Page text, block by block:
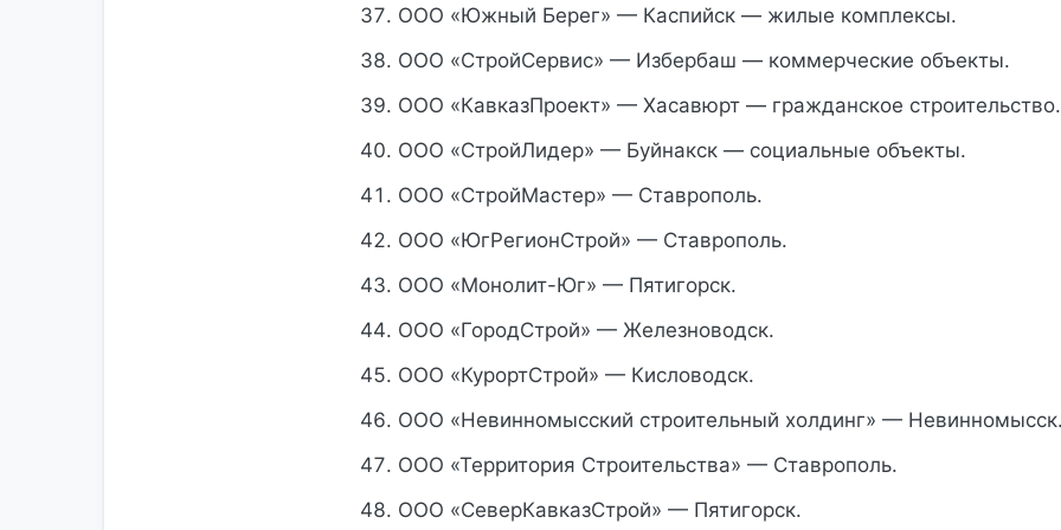
ООО «Южный Берег» — Каспийск — жилые комплексы.
ООО «СтройСервис» — Избербаш — коммерческие объекты.
ООО «КавказПроект» — Хасавюрт — гражданское строительство.
ООО «СтройЛидер» — Буйнакск — социальные объекты.
ООО «СтройМастер» — Ставрополь.
ООО «ЮгРегионСтрой» — Ставрополь.
ООО «Монолит-Юг» — Пятигорск.
ООО «ГородСтрой» — Железноводск.
ООО «КурортСтрой» — Кисловодск.
ООО «Невинномысский строительный холдинг» —
ООО «Территория Строительства» — Ставрополь.
ООО «СеверКавказСтрой» — Пятигорск.